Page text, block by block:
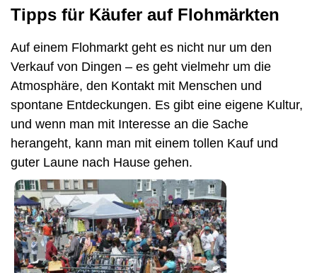
Tipps für Käufer auf Flohmärkten
Auf einem Flohmarkt geht es nicht nur um den
Verkauf von Dingen – es geht vielmehr um die
Atmosphäre, den Kontakt mit Menschen und
spontane Entdeckungen. Es gibt eine eigene Kultur,
und wenn man mit Interesse an die Sache
herangeht, kann man mit einem tollen Kauf und
guter Laune nach Hause gehen.